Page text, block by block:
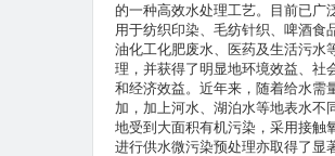
的一种高效水处理工艺。目前已广
用于纺织印染、毛纺针织、啤酒食
油化工化肥废水、医药及生活污水
理，并获得了明显地环境效益、社
和经济效益。近年来，随着给水需
加，加上河水、湖泊水等地表水不
地受到大面积有机污染，采用接触
进行供水微污染预处理亦取得了显